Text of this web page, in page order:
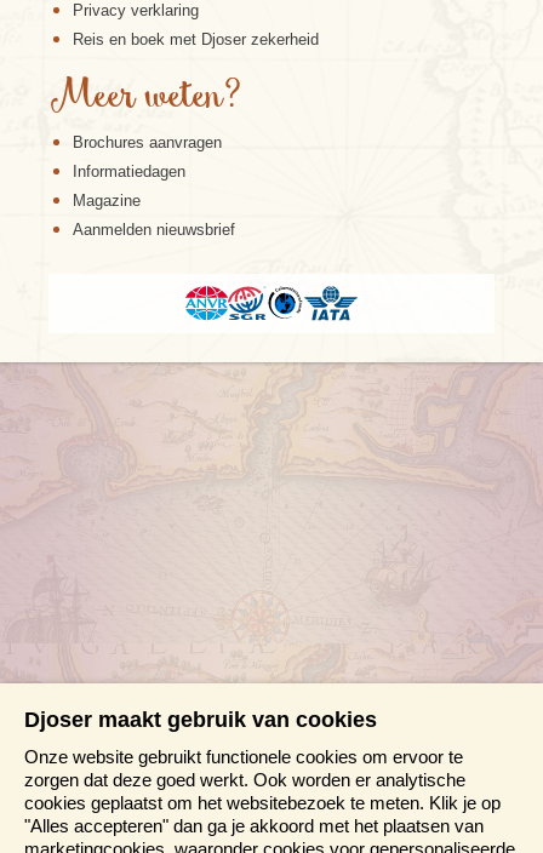
Privacy verklaring
Reis en boek met Djoser zekerheid
Meer weten?
Brochures aanvragen
Informatiedagen
Magazine
Aanmelden nieuwsbrief
Djoser maakt gebruik van cookies
Onze website gebruikt functionele cookies om ervoor te
zorgen dat deze goed werkt. Ook worden er analytische
cookies geplaatst om het websitebezoek te meten. Klik je op
"Alles accepteren" dan ga je akkoord met het plaatsen van
marketingcookies, waaronder cookies voor gepersonaliseerde